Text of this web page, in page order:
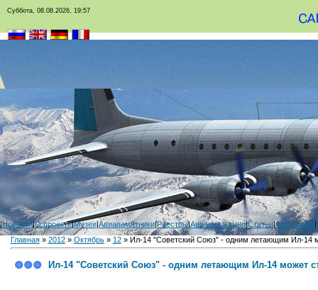
Суббота, 08.08.2026, 19:57
|Новости|О проекте|Музеи|Авиапамятники|Реестры|Авиация в кино|Статьи|Фотоархив|
Главная» 2012 » Октябрь » 12» Ил-14 "Советский Союз" - одним летающим Ил-14
Ил-14 "Советский Союз" - одним летающим Ил-14 может